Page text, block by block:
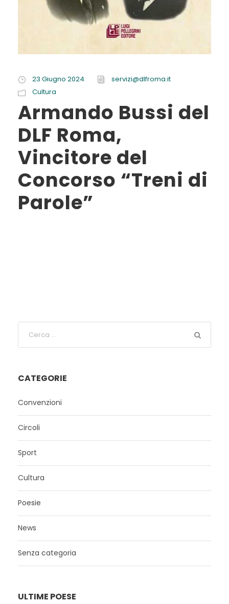
23 Giugno 2024
servizi@dlfroma.it
Cultura
Armando Bussi del
DLF Roma,
Vincitore del
Concorso “Treni di
Parole”
CATEGORIE
Convenzioni
Circoli
Sport
Cultura
Poesie
News
Senza categoria
ULTIME POESE